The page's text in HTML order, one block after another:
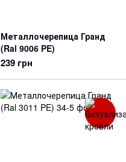
Металлочерепица Гранд
(Ral 9006 PE)
239 грн